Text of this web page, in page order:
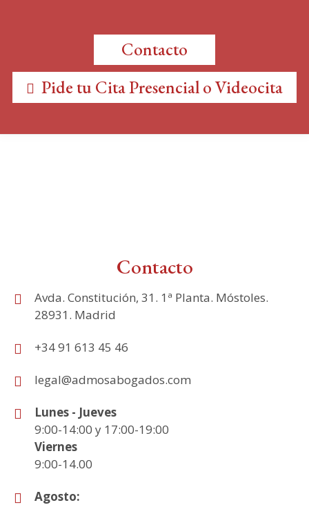
Contacto
Pide tu Cita Presencial o Videocita
Contacto
Avda. Constitución, 31. 1ª Planta. Móstoles.
28931. Madrid
+34 91 613 45 46
legal@admosabogados.com
Lunes - Jueves
9:00-14:00 y 17:00-19:00
Viernes
9:00-14.00
Agosto: